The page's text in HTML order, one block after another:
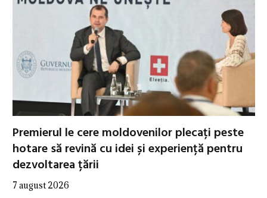
Premierul le cere moldovenilor plecați peste
hotare să revină cu idei și experiență pentru
dezvoltarea țării
7 august 2026